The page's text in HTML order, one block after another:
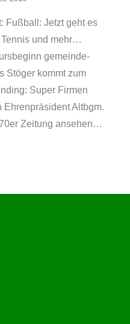
Fußball: Jetzt geht es
Tennis und mehr…
gemeinde-
Stöger kommt zum
Super Firmen
Altbgm.
Zeitung ansehen…